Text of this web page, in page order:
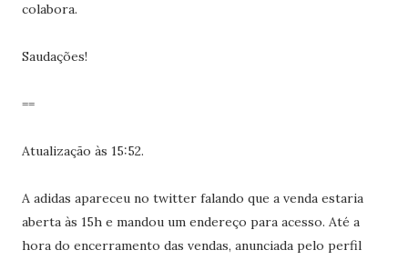
colabora.
Saudações!
==
Atualização às 15:52.
A adidas apareceu no twitter falando que a venda estaria
aberta às 15h e mandou um endereço para acesso. Até a
hora do encerramento das vendas, anunciada pelo perfil